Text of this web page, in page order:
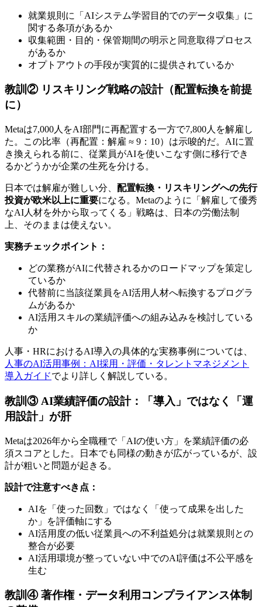
就業規則に「AIシステム学習目的でのデータ収集」に
関する条項があるか
収集範囲・目的・保管期間の明示と同意取得プロセス
があるか
オプトアウトの手段が実質的に提供されているか
教訓② リスキリング戦略の設計（配置転換を前提
に）
Metaは7,000人をAI部門に再配置する一方で7,800人を解雇し
た。この比率（再配置：解雇 ≈ 9：10）は示唆的だ。AIに置
き換えられる前に、従業員がAIを使いこなす側に移行でき
るかどうかが企業の生死を分ける。
日本では解雇が難しい分、 配置転換・リスキリングへの先行
投資が欧米以上に重要になる。Metaのように「解雇して優秀
なAI人材を外から取ってくる」戦略は、日本の労働法制
上、そのままは使えない。
実務チェックポイント：
どの業務がAIに代替されるかのロードマップを策定し
ているか
代替前に当該従業員をAI活用人材へ転換するプログラ
ムがあるか
AI活用スキルの業績評価への組み込みを検討している
か
人事・HRにおけるAI導入の具体的な実務事例については、
人事のAI活用事例：AI採用・評価・タレントマネジメント
導入ガイドでより詳しく解説している。
教訓③ AI業績評価の設計：「導入」ではなく「運
用設計」が肝
Metaは2026年から全職種で「AIの使い方」を業績評価の必
須スコアとした。日本でも同様の動きが広がっているが、設
計が粗いと問題が起きる。
設計で注意すべき点：
AIを「使った回数」ではなく「使って成果を出した
か」を評価軸にする
AI活用度の低い従業員への不利益処分は就業規則との
整合が必要
AI活用環境が整っていない中でのAI評価は不公平感を
生む
教訓④ 著作権・データ利用コンプライアンス体制